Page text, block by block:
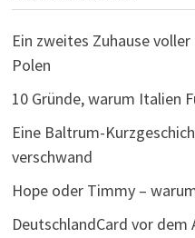
Ein zweites Zuhause
Polen
10 Gründe, warum Italien
Eine Baltrum-
verschwand
Hope oder Timmy –
DeutschlandCard vor dem